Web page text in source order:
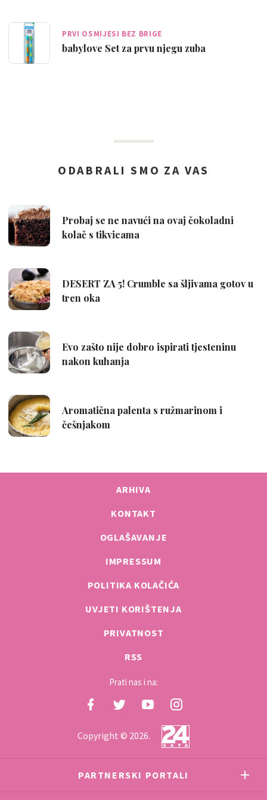
PRVI OSMIJESI BEZ BRIGE
babylove Set za prvu njegu zuba
ARHIVA
KONTAKT
OGLAŠAVANJE
IMPRESSUM
POLITIKA KOLAČIĆA
UVJETI KORIŠTENJA
PRIVATNOST
RSS
Prati nas i na:
Copyright © 2026.
PARTNERSKI PORTALI